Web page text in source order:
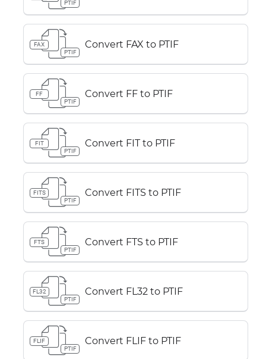
PTIF
FAX
PTIF
Convert FAX to PTIF
FF
PTIF
Convert FF to PTIF
FIT
PTIF
Convert FIT to PTIF
FITS
PTIF
Convert FITS to PTIF
FTS
PTIF
Convert FTS to PTIF
FL32
PTIF
Convert FL32 to PTIF
FLIF
PTIF
Convert FLIF to PTIF